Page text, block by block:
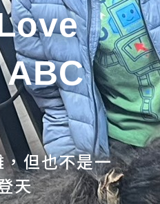
ABC
但也不是一
天